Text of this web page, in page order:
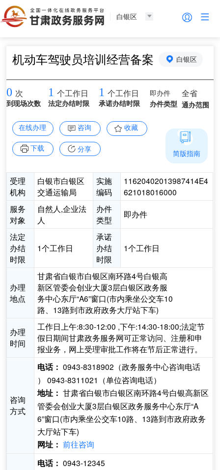
白银区
机动车驾驶员培训经营备案 白银区
0 次
到现场次数
1 个工作日
法定办结时限
1 个工作日
承诺办结时限
即办件
办件类型
全省
通办范围
在线办理 咨询 收藏
下载 分享
受理
机构
白银市白银区
交通运输局
实施
编码
11620402013987414E4
621018016000
服务
对象
自然人,企业法
人
办件
类型
即办件
法定
办结
时限
1个工作日
承诺
办结
时限
1个工作日
办理
地点
甘肃省白银市白银区南环路4号白银高
新区管委会创业大厦3层白银区政务服
务中心东厅“A6”窗口(市内乘坐公交车10
路、13路到市政府政务大厅站下车)
办理
时间
工作日上午:8:30-12:00 ,下午:14:30-18:00;法定节
假日期间甘肃政务服务网可正常访问、注册和申
报业务，网上受理审批工作将在节后正常进行。
咨询
方式
电话： 0943-8318902（政务服务中心咨询电话
） 0943-8311021（单位咨询电话）
地址： 甘肃省白银市白银区南环路4号白银高新区
管委会创业大厦3层白银区政务服务中心东厅“A
6”窗口(市内乘坐公交车10路、13路到市政府政务
大厅站下车)
网址： 前往咨询
电话： 0943-12345
简版指南